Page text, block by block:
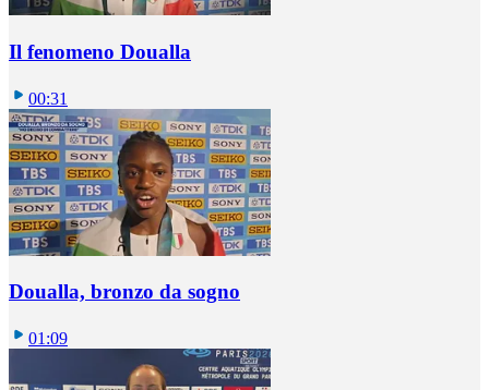
Il fenomeno Doualla
00:31
Doualla, bronzo da sogno
01:09